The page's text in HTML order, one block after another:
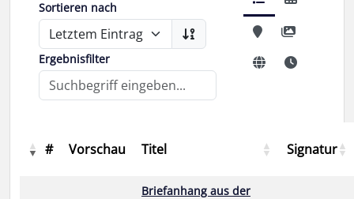
Sortieren nach
Ergebnisfilter
# Vorschau Titel Signatur
Briefanhang aus der